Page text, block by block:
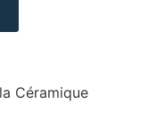
Céramique